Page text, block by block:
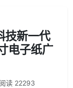
技新一代
电子纸广
阅读 22293